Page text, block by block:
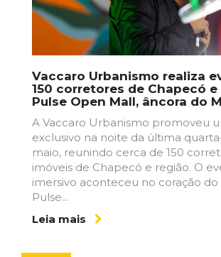
Vaccaro Urbanismo realiza
150 corretores de Chapecó
Pulse Open Mall, âncora do
A Vaccaro Urbanismo promoveu
exclusivo na noite da última
maio, reunindo cerca de 150
imóveis de Chapecó e região. O
imersivo aconteceu no coração
Pulse...
Leia mais